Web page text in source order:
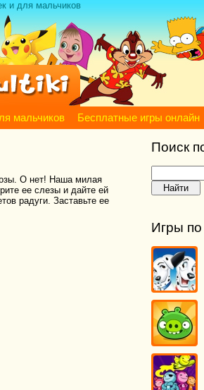
и для мальчиков
мальчиков Бесплатные игры онлайн
О нет! Наша милая
ее слезы и дайте ей
радуги. Заставьте ее
Поиск
Игры